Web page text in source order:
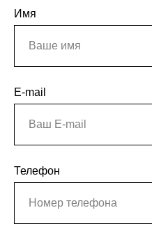
Имя
E-mail
Телефон